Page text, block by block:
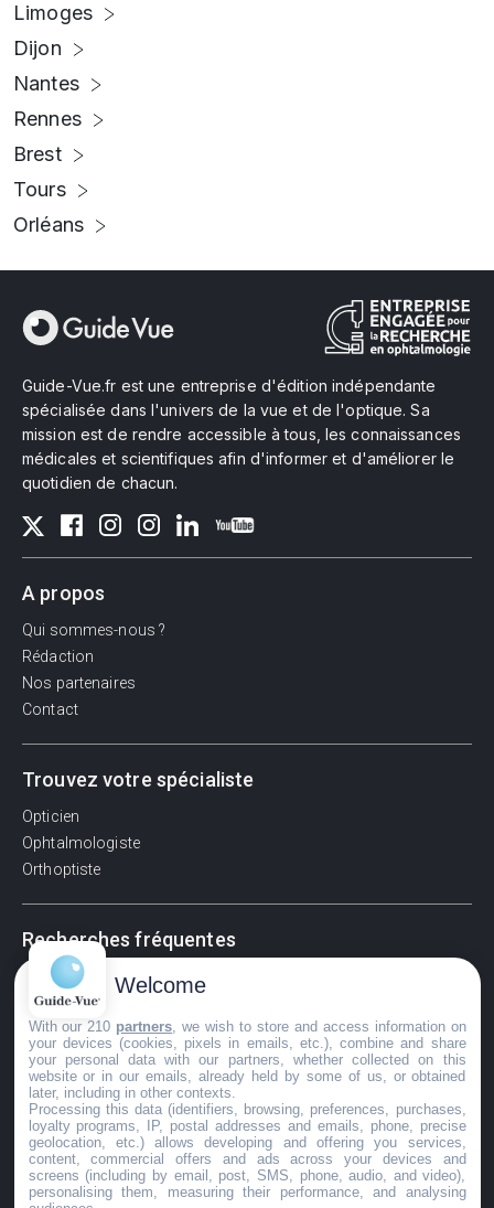
Limoges
Dijon
Nantes
Rennes
Brest
Tours
Orléans
Guide-Vue.fr est une entreprise d'édition indépendante
spécialisée dans l'univers de la vue et de l'optique. Sa
mission est de rendre accessible à tous, les connaissances
médicales et scientifiques afin d'informer et d'améliorer le
quotidien de chacun.
A propos
Qui sommes-nous ?
Rédaction
Nos partenaires
Contact
Trouvez votre spécialiste
Opticien
Ophtalmologiste
Orthoptiste
Recherches fréquentes
Pathologies adultes
Signes d'une urgence ophtalmologique
La vision
Acuité visuelle
Myosis / mydriase
Œdème oculaire
©GuideVue2024
Welcome
With our 210 partners , we wish to store and access information on
your devices (cookies, pixels in emails, etc.), combine and share
your personal data with our partners, whether collected on this
website or in our emails, already held by some of us, or obtained
later, including in other contexts.
Processing this data (identifiers, browsing, preferences, purchases,
loyalty programs, IP, postal addresses and emails, phone, precise
geolocation, etc.) allows developing and offering you services,
content, commercial offers and ads across your devices and
screens (including by email, post, SMS, phone, audio, and video),
personalising them, measuring their performance, and analysing